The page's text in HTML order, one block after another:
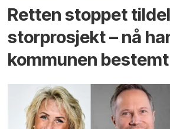
Retten stoppet
storprosjekt – nå
kommunen